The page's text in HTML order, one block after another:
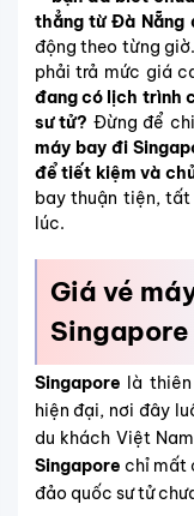
thẳng từ Đà Nẵng
động theo từng
phải trả mức giá
đang có lịch trình
sư tử? Đừng để
máy bay đi
để tiết kiệm và
bay thuận tiện,
lúc.
Giá vé
Singapore là
hiện đại, nơi đây
du khách Việt
Singapore chỉ mất
đảo quốc sư tử